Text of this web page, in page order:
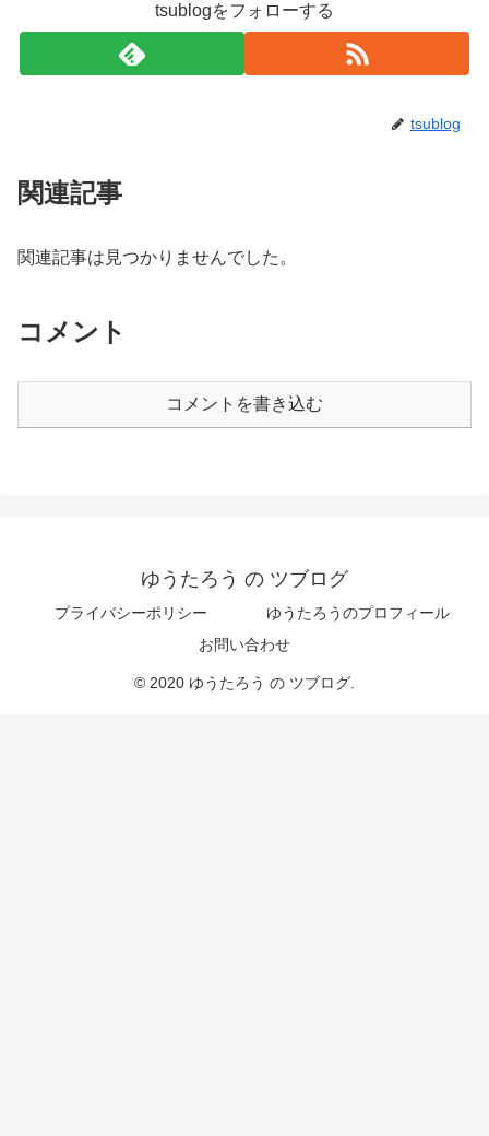
tsublogをフォローする
tsublog
関連記事
関連記事は見つかりませんでした。
コメント
コメントを書き込む
ゆうたろう の ツブログ
プライバシーポリシー
ゆうたろうのプロフィール
お問い合わせ
© 2020 ゆうたろう の ツブログ.